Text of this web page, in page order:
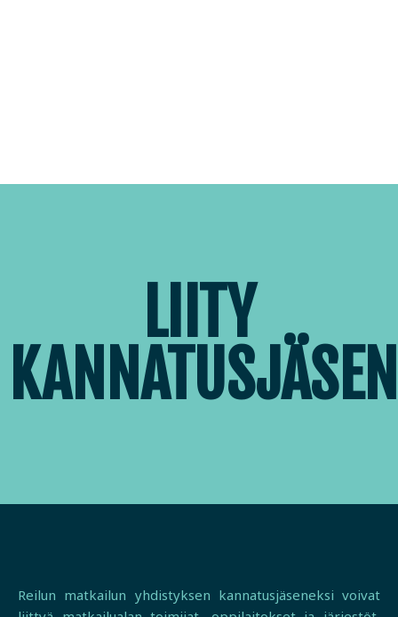
LIITY
Reilun matkailun yhdistyksen kannatusjäseneksi voivat